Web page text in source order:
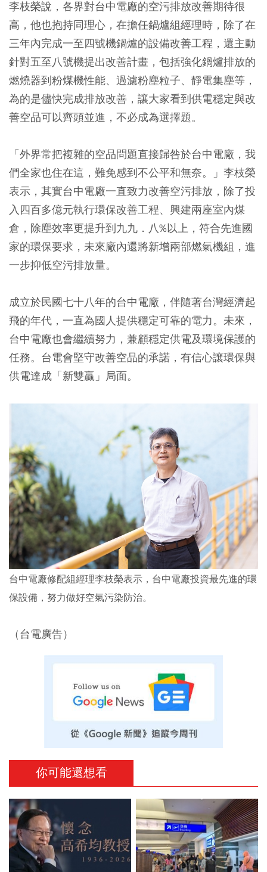
李枝榮說，各界對台中電廠的空污排放改善期待很
高，他也抱持同理心，在擔任鍋爐組經理時，除了在
三年內完成一至四號機鍋爐的設備改善工程，還主動
針對五至八號機提出改善計畫，包括強化鍋爐排放的
燃燒器到粉煤機性能、過濾粉塵粒子、靜電集塵等，
為的是儘快完成排放改善，讓大家看到供電穩定與改
善空品可以齊頭並進，不必成為選擇題。
「外界常把複雜的空品問題直接歸咎於台中電廠，我
們全家也住在這，難免感到不公平和無奈。」李枝榮
表示，其實台中電廠一直致力改善空污排放，除了投
入四百多億元執行環保改善工程、興建兩座室內煤
倉，除塵效率更提升到九九．八%以上，符合先進國
家的環保要求，未來廠內還將新增兩部燃氣機組，進
一步抑低空污排放量。
成立於民國七十八年的台中電廠，伴隨著台灣經濟起
飛的年代，一直為國人提供穩定可靠的電力。未來，
台中電廠也會繼續努力，兼顧穩定供電及環境保護的
任務。台電會堅守改善空品的承諾，有信心讓環保與
供電達成「新雙贏」局面。
台中電廠修配組經理李枝榮表示，台中電廠投資最先進的環
保設備，努力做好空氣污染防治。
（台電廣告）
你可能還想看